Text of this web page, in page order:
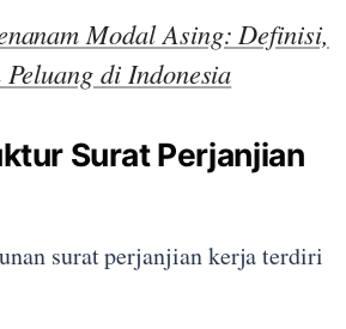
Modal Asing: Definisi,
di Indonesia
Surat Perjanjian
surat perjanjian kerja terdiri